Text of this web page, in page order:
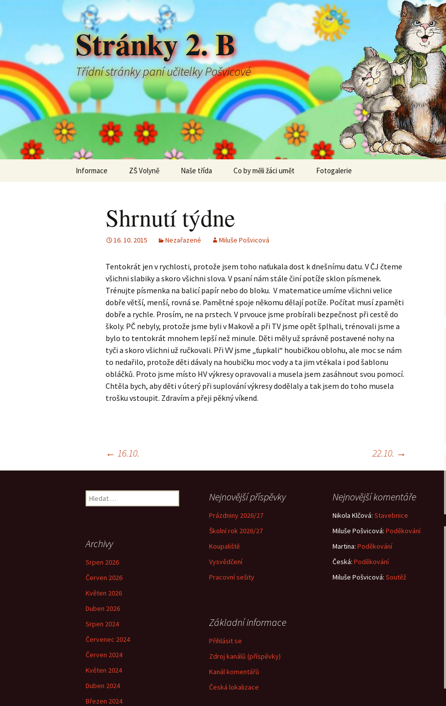
Stránky 2. B
Třídní stránky paní učitelky Pošvicové
Informace ZŠ Volyně Naše třída Co by měli žáci umět Fotogalerie
Shrnutí týdne
16. 10. 2015 Nezařazené Miluše Pošvicová
Tentokrát jen v rychlosti, protože jsem toho naťukala dost k dnešnímu datu. V ČJ čteme
všichni slabiky a skoro všichni slova. V psaní nám stále činí potíže sklon písmenek.
Trénujte písmenka na balicí papír nebo do bloku. V matematice umíme všichni velice
dobře větší, menší, rovná se. Pamětné spoje někomu dělají potíže. Počítat musí zpaměti
dobře a rychle. Prosím, ne na prstech. V prvouce jsme probírali bezpečnost při cestě do
školy. PČ nebyly, protože jsme byli v Makově a při TV jsme opět šplhali, trénovali jsme a
bylo to tentokrát mnohem lepší než minule. Děti měly už správně postavené nohy na
tyči a skoro všichni už ručkovali. Při VV jsme „ťupkali“ houbičkou oblohu, ale moc se nám
to nedařilo, protože děti dávaly na houbičku moc vody a ta jim vtékala i pod šablonu
obláčků. Proto jsme místo HV výkresy opravovali a musela jsem zasáhnout svou pomocí.
Chtěla bych, aby děti v úterý při suplování výkresy dodělaly a tak jsem do toho musela
trošku vstoupit. Zdravím a přeji pěkný víkend.
← 16.10. 22.10. →
Vyhledávání Nejnovější příspěvky
Prázdniny 2026/27
Školní rok 2026/27
Koupaliště
Vysvědčení
Pracovní sešity
Nejnovější komentáře
Nikola Klčová: Stavebnice
Miluše Pošvicová: Poděkování
Martina: Poděkování
Česká: Poděkování
Miluše Pošvicová: Soutěž
Archivy
Srpen 2026
Červen 2026
Květen 2026
Duben 2026
Srpen 2024
Červenec 2024
Červen 2024
Květen 2024
Duben 2024
Březen 2024
Základní informace
Přihlásit se
Zdroj kanálů (příspěvky)
Kanál komentářů
Česká lokalizace